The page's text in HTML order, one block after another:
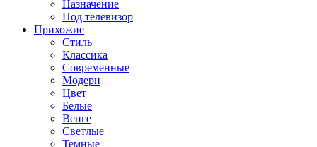
Назначение
Под телевизор
Прихожие
Стиль
Классика
Современные
Модерн
Цвет
Белые
Венге
Светлые
Темные